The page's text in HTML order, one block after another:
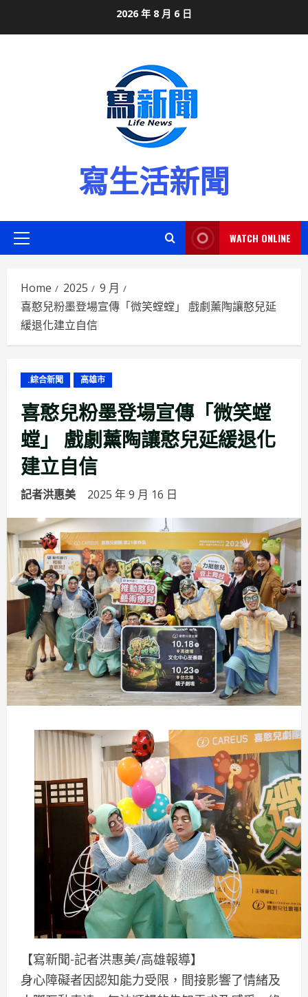
2026 年 8 月 6 日
寫生活新聞
Primary
WATCH ONLINE
Home 2025
9 月
喜憨兒粉墨登場宣傳「微笑螳螳」 戲劇薰陶讓憨兒延
緩退化建立自信
.綜合新聞 高雄市
喜憨兒粉墨登場宣傳「微笑螳
螳」 戲劇薰陶讓憨兒延緩退化
建立自信
記者洪惠美 2025 年 9 月 16 日
【寫新聞-記者洪惠美/高雄報導】
身心障礙者因認知能力受限，間接影響了情緒及